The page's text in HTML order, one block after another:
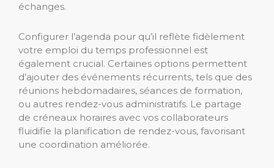
échanges.
Configurer l’agenda pour qu’il reflète fidèlement
votre emploi du temps professionnel est
également crucial. Certaines options permettent
d’ajouter des événements récurrents, tels que des
réunions hebdomadaires, séances de formation,
ou autres rendez-vous administratifs. Le partage
de créneaux horaires avec vos collaborateurs
fluidifie la planification de rendez-vous, favorisant
une coordination améliorée.